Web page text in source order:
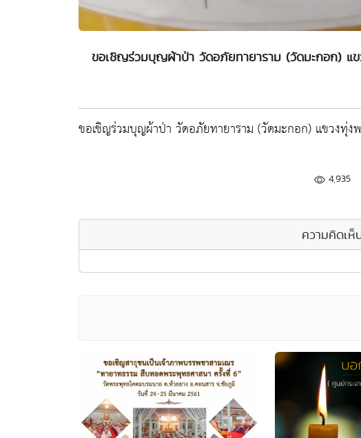
ขอเชิญร่วมบุญผ้าป่า วัดอภัยทายาราม (วัดมะกอก) แ
ขอเชิญร่วมบุญผ้าป่า วัดอภัยทายาราม (วัดมะกอก) แขวงทุ่ง
4,935
ความคิดเห็